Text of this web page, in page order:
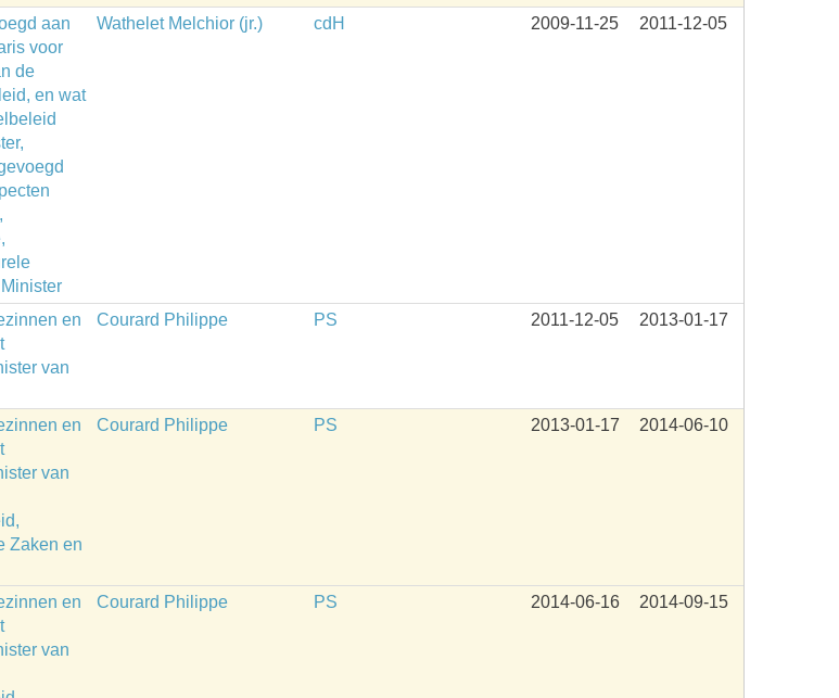
aan
voor
de
en wat
Wathelet Melchior (jr.) cdH 2009-11-25 2011-12-05
en
van
Courard Philippe PS 2011-12-05 2013-01-17
en
van
Zaken en
Courard Philippe PS 2013-01-17 2014-06-10
en
van
Courard Philippe PS 2014-06-16 2014-09-15